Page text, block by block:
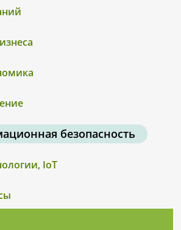
безопасность
IoT